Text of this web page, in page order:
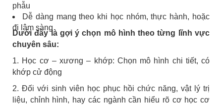
phẫu
Dễ dàng mang theo khi học nhóm, thực hành, hoặc
đi lâm sàng
Dưới đây là gợi ý chọn mô hình theo từng lĩnh vực
chuyên sâu:
1. Học cơ – xương – khớp: Chọn mô hình chi tiết, có
khớp cử động
2. Đối với sinh viên học phục hồi chức năng, vật lý trị
liệu, chỉnh hình, hay các ngành cần hiểu rõ cơ học cơ